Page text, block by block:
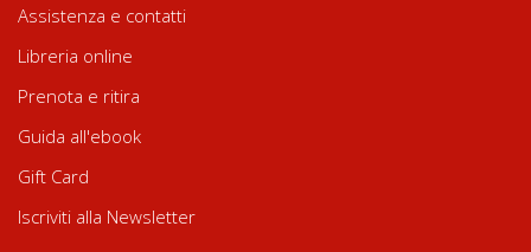
Assistenza e contatti
Libreria online
Prenota e ritira
Guida all'ebook
Gift Card
Iscriviti alla Newsletter